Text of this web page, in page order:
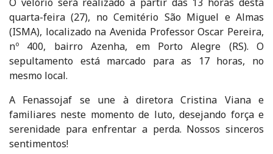
quarta-feira (27), no Cemitério São Miguel e Almas
(ISMA), localizado na Avenida Professor Oscar Pereira,
nº 400, bairro Azenha, em Porto Alegre (RS). O
sepultamento está marcado para as 17 horas, no
mesmo local.
A Fenassojaf se une à diretora Cristina Viana e
familiares neste momento de luto, desejando força e
serenidade para enfrentar a perda. Nossos sinceros
sentimentos!